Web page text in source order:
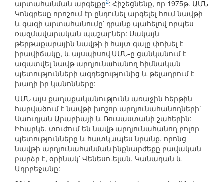
արտահանման արգելքը2: Հիշեցնենք, որ 1975թ. ԱՄՆ
Կոնգրեսը որոշում էր ընդունել արգելել հում նավթի
և գազի արտահանումը՝ դրանք պահելով որպես
ռազմավարական պաշարներ: Սակայն
թերթաքարային նավթի ի հայտ գալը փոխել է
իրավիճակը, և այսպիսով ԱՄՆ-ը ցանկանում է
ազատվել նավթ արդյունահանող հիմնական
պետությունների ազդեցությունից և թելադրում է
խաղի իր կանոնները:
ԱՄՆ այս քաղաքականությունն առաջին հերթին
հարվածում է նավթի խոշոր արդյունահանողների`
Սաուդյան Արաբիայի և Ռուսաստանի շահերին:
Իհարկե, տուժում են նավթ արդյունահանող բոլոր
պետությունները և հատկապես նրանք, որոնց
նավթի արդյունահանման ինքնարժեքը բավական
բարձր է, օրինակ՝ Վենեսուելան, Կանադան և
Ադրբեջանը: